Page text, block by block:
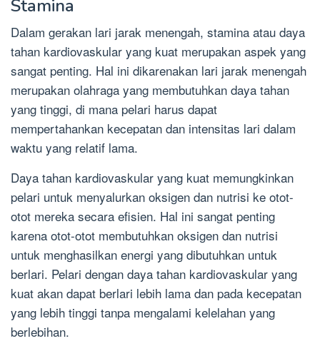
Stamina
Dalam gerakan lari jarak menengah, stamina atau daya
tahan kardiovaskular yang kuat merupakan aspek yang
sangat penting. Hal ini dikarenakan lari jarak menengah
merupakan olahraga yang membutuhkan daya tahan
yang tinggi, di mana pelari harus dapat
mempertahankan kecepatan dan intensitas lari dalam
waktu yang relatif lama.
Daya tahan kardiovaskular yang kuat memungkinkan
pelari untuk menyalurkan oksigen dan nutrisi ke otot-
otot mereka secara efisien. Hal ini sangat penting
karena otot-otot membutuhkan oksigen dan nutrisi
untuk menghasilkan energi yang dibutuhkan untuk
berlari. Pelari dengan daya tahan kardiovaskular yang
kuat akan dapat berlari lebih lama dan pada kecepatan
yang lebih tinggi tanpa mengalami kelelahan yang
berlebihan.